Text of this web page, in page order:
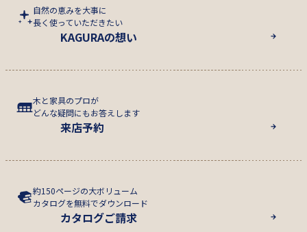
自然の恵みを大事に
長く使っていただきたい
KAGURAの想い
木と家具のプロが
どんな疑問にもお答えします
来店予約
約150ページの大ボリューム
カタログを無料でダウンロード
カタログご請求